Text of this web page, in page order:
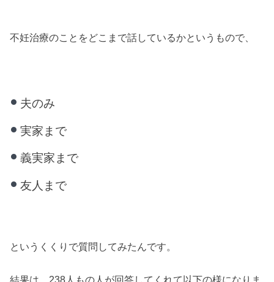
不妊治療のことをどこまで話しているかというもので、
夫のみ
実家まで
義実家まで
友人まで
というくくりで質問してみたんです。
結果は、238人もの人が回答してくれて以下の様になりま